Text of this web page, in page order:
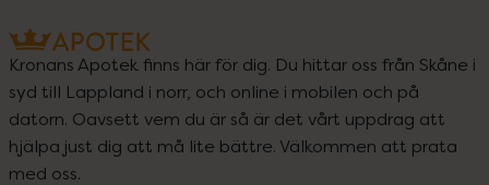
Kronans Apotek finns här för dig. Du hittar oss från Skåne i
syd till Lappland i norr, och online i mobilen och på
datorn. Oavsett vem du är så är det vårt uppdrag att
hjälpa just dig att må lite bättre. Välkommen att prata
med oss.